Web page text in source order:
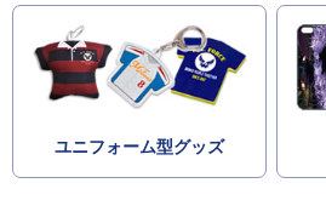
ユニフォーム型グッズ